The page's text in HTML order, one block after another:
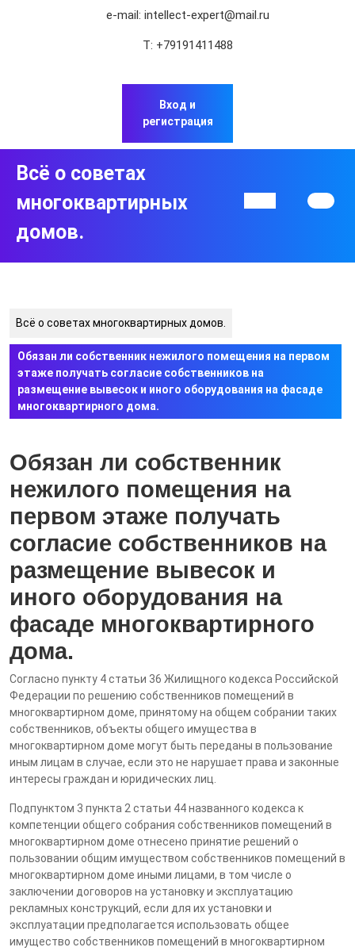
e-mail:intellect-expert@mail.ru
Т: +79191411488
Вход и
регистрация
Всё о советах
многоквартирных
домов.
Кнопка
Всё о советах многоквартирных домов.
Обязан ли собственник нежилого помещения на первом
этаже получать согласие собственников на
размещение вывесок и иного оборудования на фасаде
многоквартирного дома.
Обязан ли собственник
нежилого помещения на
первом этаже получать
согласие собственников на
размещение вывесок и
иного оборудования на
фасаде многоквартирного
дома.
Согласно пункту 4 статьи 36 Жилищного кодекса Российской
Федерации по решению собственников помещений в
многоквартирном доме, принятому на общем собрании таких
собственников, объекты общего имущества в
многоквартирном доме могут быть переданы в пользование
иным лицам в случае, если это не нарушает права и законные
интересы граждан и юридических лиц.
Подпунктом 3 пункта 2 статьи 44 названного кодекса к
компетенции общего собрания собственников помещений в
многоквартирном доме отнесено принятие решений о
пользовании общим имуществом собственников помещений в
многоквартирном доме иными лицами, в том числе о
заключении договоров на установку и эксплуатацию
рекламных конструкций, если для их установки и
эксплуатации предполагается использовать общее
имущество собственников помещений в многоквартирном